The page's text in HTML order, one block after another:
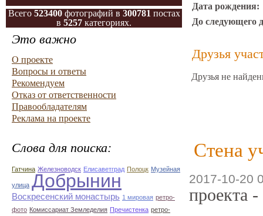
Всего 523400фотографий в 300781 постах
в 5257 категориях.
Это важно
О проекте
Вопросы и ответы
Рекомендуем
Отказ от ответственности
Правообладателям
Реклама на проекте
Слова для поиска:
Гатчина Железноводск Елисаветград Полоцк Музейная
улица Добрынин
Воскресенский монастырь 1 мировая ретро-
фото Комиссариат Земледелия Пречистенка ретро-
Дата рождения:
До следующего
Друзья
Друзья не
Стена
2017-10-20
проекта